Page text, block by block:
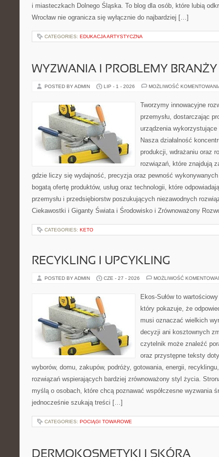
i miasteczkach Dolnego Śląska. To blog dla osób, które lubią
Wrocław nie ogranicza się wyłącznie do najbardziej […]
CATEGORIES: EDUKACJA ARTYSTYCZNA
WYZWANIA I PROBLEMY BRANŻY
POSTED BY ADMIN LIP - 1 - 2026 MOŻLIWOŚĆ
Tworzymy innowacyjne
przemysłu, dostarczając
urządzenia
Nasza działalność
produkcji, wdrażaniu oraz
rozwiązań, które znajdują
gdzie liczy się wydajność, precyzja oraz pewność
bogatą ofertę produktów, usług oraz technologii, które
przemysłu i przedsiębiorstw poszukujących niezawodnych
Ciekawostki i Giganty Świata i Środowisko i Zrównoważony
CATEGORIES: KETO
RECYKLING I UPCYKLING
POSTED BY ADMIN CZE - 27 - 2026 MOŻLIWOŚĆ
Ekos-Sułów to
który pokazuje, że
musi oznaczać wielkich
decyzji ani kosztownych
czytelnik może znaleźć
oraz przystępne teksty
wyborów, domu, zakupów, podróży, gotowania, energii,
rozwiązań wspierających bardziej zrównoważony styl życia.
myślą o osobach, które chcą poznawać współczesne wyzwania
jednocześnie szukają treści […]
CATEGORIES: POCIĄGI TOWAROWE
DERMOKOSMETYKI I SKÓRA